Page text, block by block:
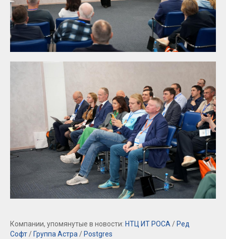
Компании, упомянутые в новости: НТЦ ИТ РОСА / Ред
Софт / Группа Астра / Postgres